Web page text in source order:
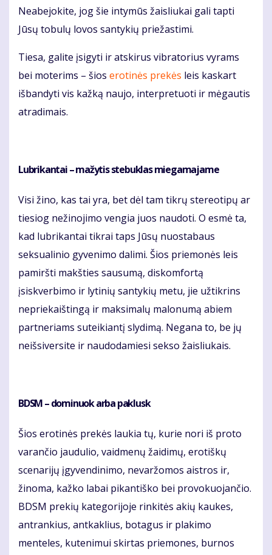
Neabejokite, jog šie intymūs žaisliukai gali tapti
Jūsų tobulų lovos santykių priežastimi.
Tiesa, galite įsigyti ir atskirus vibratorius vyrams
bei moterims – šios erotinės prekės leis kaskart
išbandyti vis kažką naujo, interpretuoti ir mėgautis
atradimais.
Lubrikantai – mažytis stebuklas miegamajame
Visi žino, kas tai yra, bet dėl tam tikrų stereotipų ar
tiesiog nežinojimo vengia juos naudoti. O esmė ta,
kad lubrikantai tikrai taps Jūsų nuostabaus
seksualinio gyvenimo dalimi. Šios priemonės leis
pamiršti makšties sausumą, diskomfortą
įsiskverbimo ir lytinių santykių metu, jie užtikrins
nepriekaištingą ir maksimalų malonumą abiem
partneriams suteikiantį slydimą. Negana to, be jų
neišsiversite ir naudodamiesi sekso žaisliukais.
BDSM – dominuok arba paklusk
Šios erotinės prekės laukia tų, kurie nori iš proto
varančio jaudulio, vaidmenų žaidimų, erotiškų
scenarijų įgyvendinimo, nevaržomos aistros ir,
žinoma, kažko labai pikantiško bei provokuojančio.
BDSM prekių kategorijoje rinkitės akių kaukes,
antrankius, antkaklius, botagus ir plakimo
menteles, kutenimui skirtas priemones, burnos